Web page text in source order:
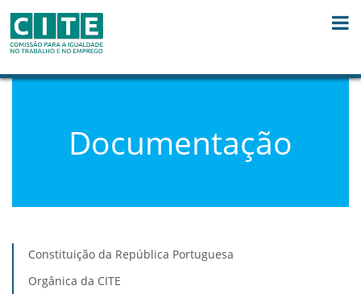
Documentação
Constituição da República Portuguesa
Orgânica da CITE